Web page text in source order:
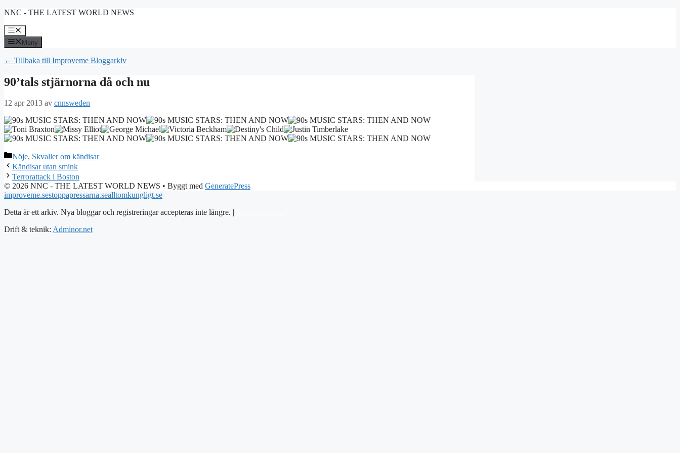
Hoppa
innehåll
NNC - THE LATEST WORLD NEWS
Meny
Meny
← Tillbaka till Improveme Bloggarkiv
90’tals stjärnorna då och nu
12 apr 2013 av cnnsweden
Kategorier
Nöje, Skvaller om kändisar
Kändisar utan smink
Terrorattack i Boston
© 2026 NNC - THE LATEST WORLD NEWS • Byggt med GeneratePress
improveme.sestoppapressarna.sealltomkungligt.se
Detta är ett arkiv. Nya bloggar och registreringar accepteras inte längre. |
Drift & teknik: Adminor.net